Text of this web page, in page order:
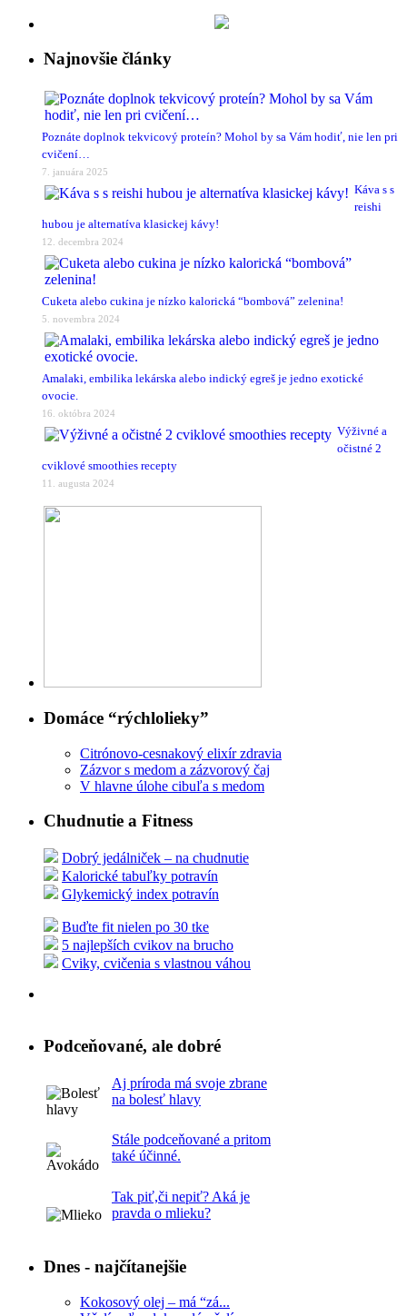
Najnovšie články
Poznáte doplnok tekvicový proteín? Mohol by sa Vám hodiť, nie len pri
cvičení…
7. januára 2025
Káva s s
reishi
hubou je alternatíva klasickej kávy!
12. decembra 2024
Cuketa alebo cukina je nízko kalorická “bombová” zelenina!
5. novembra 2024
Amalaki, embilika lekárska alebo indický egreš je jedno exotické
ovocie.
16. októbra 2024
Výživné a
očistné 2
cviklové smoothies recepty
11. augusta 2024
Domáce “rýchlolieky”
Citrónovo-cesnakový elixír zdravia
Zázvor s medom a zázvorový čaj
V hlavne úlohe cibuľa s medom
Chudnutie a Fitness
Dobrý jedálniček – na chudnutie
Kalorické tabuľky potravín
Glykemický index potravín
Buďte fit nielen po 30 tke
5 najlepších cvikov na brucho
Cviky, cvičenia s vlastnou váhou
Podceňované, ale dobré
Aj príroda má svoje zbrane
na bolesť hlavy
Stále podceňované a pritom
také účinné.
Tak piť,či nepiť? Aká je
pravda o mlieku?
Dnes - najčítanejšie
Kokosový olej – má “zá...